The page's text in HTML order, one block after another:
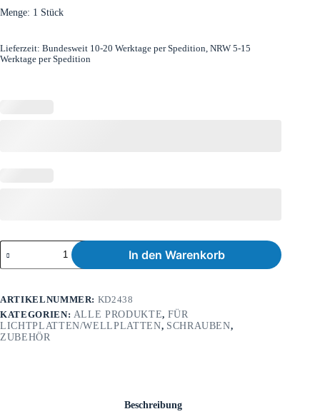
Menge: 1 Stück
Lieferzeit: Bundesweit 10-20 Werktage per Spedition, NRW 5-15
Werktage per Spedition
In den Warenkorb
ARTIKELNUMMER: KD2438
KATEGORIEN: ALLE PRODUKTE, FÜR
LICHTPLATTEN/WELLPLATTEN, SCHRAUBEN,
ZUBEHÖR
Beschreibung